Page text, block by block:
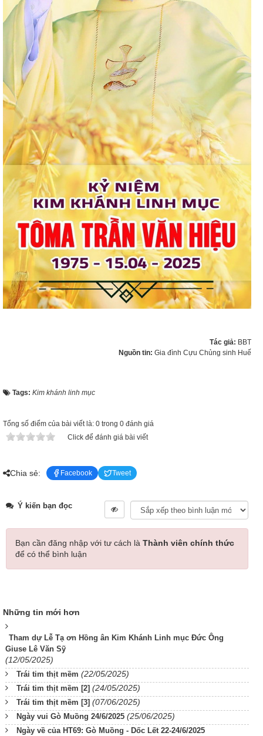
Tác giả: BBT
Nguồn tin: Gia đình Cựu Chủng sinh Huế
Tags: Kim khánh linh mục
Tổng số điểm của bài viết là: 0 trong 0 đánh giá
Click để đánh giá bài viết
Chia sẻ: Facebook Tweet
Ý kiến bạn đọc
Bạn cần đăng nhập với tư cách là Thành viên chính thức
để có thể bình luận
Những tin mới hơn
Tham dự Lễ Tạ ơn Hồng ân Kim Khánh Linh mục Đức Ông
Giuse Lê Văn Sỹ
(12/05/2025)
Trái tim thịt mềm (22/05/2025)
Trái tim thịt mềm [2] (24/05/2025)
Trái tim thịt mềm [3] (07/06/2025)
Ngày vui Gò Muồng 24/6/2025 (25/06/2025)
Ngày về của HT69: Gò Muồng - Dốc Lết 22-24/6/2025